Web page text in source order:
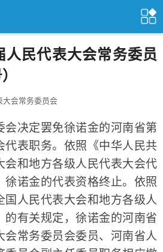
人民代表大会常务委员
大会常务委员会
决定罢免徐诺金的河南省第
代表职务。依照《中华人民共
会和地方各级人民代表大会代
徐诺金的代表资格终止。依照
国人民代表大会和地方各级人
的有关规定，徐诺金的河南省
会常务委员会委员、河南省人